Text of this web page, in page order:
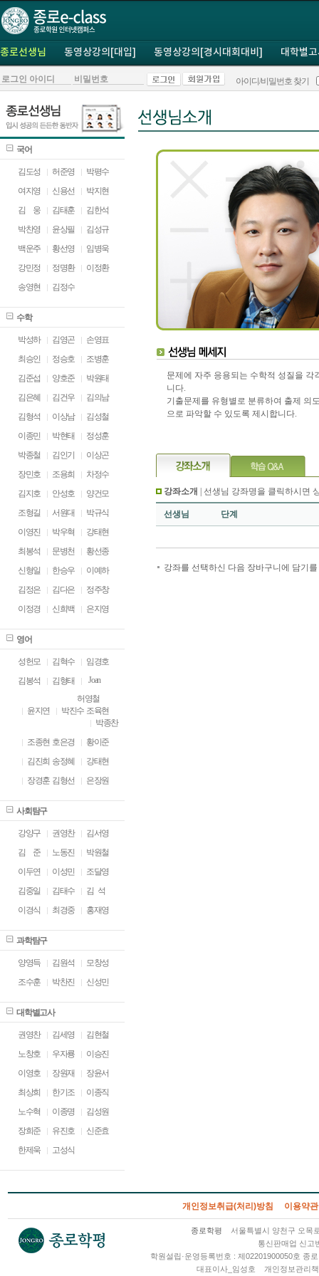
종로선생님 동영상강의[대입] 동영상강의[경시대회대비] 대학별
아이디/비밀번호 찾기
국어
김도성 허준영
박평수
여지영
신용선
박지현
김
웅 김태훈
김한석
박찬영
윤상필
김성규
백운주
황선영
임병욱
강민정
정명환
이정환
송영현
김정수
수학
박성하 김영곤
손영표
최승인
정승호
조병훈
김준섭
양호준
박원태
김은혜
김건우
김의남
김형석
이상남
김성철
이종민
박현태
정성훈
박종철
김인기
이상곤
장민호
조용희
차정수
김지호
안성호
양건모
조형길
서원대
박규식
이영진
박우혁
강태현
최봉석
문병천
황선종
신형일
한승우
이예하
김정은
김다은
정주창
이정경
신희백 은지영
영어
성헌모 김혁수
임경호
김봉석
김형태
Joan
허영철
윤지연
박진수 조육현
박종찬
조종현 호은경
황이준
김진희 송정혜
강태현
장경훈 김형선 은장원
사회탐구
강양구 권영찬
김서영
김
준 노동진
박원철
이두연
이성민
조달영
김중일
김태수
김 석
이경식
최경중 홍재영
과학탐구
양영득 김원석
모창성
조수훈
박찬진 신성민
대학별고사
권영찬 김세영
김현철
노창호
우자룡
이승진
이영호
장원재
장윤서
최상희
한기조
이종직
노수혁
이종명
김성원
장희준
유진호
신준효
한제욱
고성식
문제에 자주 응용되는 수학적 성질을 각
니다.
기출문제를 유형별로 분류하여 출제 의
으로 파악할 수 있도록 제시합니다.
강좌소개 | 선생님 강좌명을 클릭하시면
선생님 단계
강좌를 선택하신 다음 장바구니에 담기
개인정보취급(처리)방침 이용약관
종로학평
서울특별시 양천구 오목
통신판매업 신고
학원설립·운영등록번호 : 제02201900050호 종
대표이사_임성호
개인정보관리